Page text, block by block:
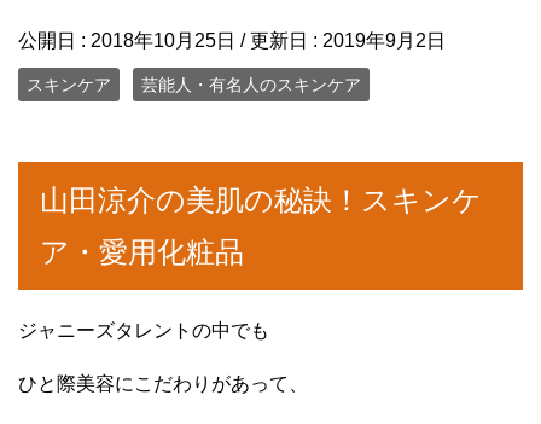
公開日 : 2018年10月25日 / 更新日 : 2019年9月2日
スキンケア 芸能人・有名人のスキンケア
山田涼介の美肌の秘訣！スキンケ
ア・愛用化粧品
ジャニーズタレントの中でも
ひと際美容にこだわりがあって、